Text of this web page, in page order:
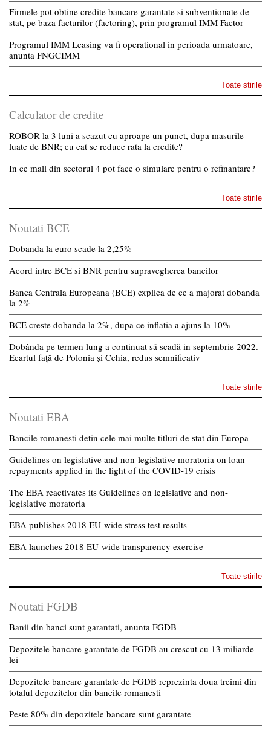
Firmele pot obtine credite bancare garantate si subventionate de
stat, pe baza facturilor (factoring), prin programul IMM Factor
Programul IMM Leasing va fi operational in perioada urmatoare,
anunta FNGCIMM
Toate stirile
Calculator de credite
ROBOR la 3 luni a scazut cu aproape un punct, dupa masurile
luate de BNR; cu cat se reduce rata la credite?
In ce mall din sectorul 4 pot face o simulare pentru o refinantare?
Toate stirile
Noutati BCE
Dobanda la euro scade la 2,25%
Acord intre BCE si BNR pentru supravegherea bancilor
Banca Centrala Europeana (BCE) explica de ce a majorat dobanda
la 2%
BCE creste dobanda la 2%, dupa ce inflatia a ajuns la 10%
Dobânda pe termen lung a continuat să scadă in septembrie 2022.
Ecartul față de Polonia și Cehia, redus semnificativ
Toate stirile
Noutati EBA
Bancile romanesti detin cele mai multe titluri de stat din Europa
Guidelines on legislative and non-legislative moratoria on loan
repayments applied in the light of the COVID-19 crisis
The EBA reactivates its Guidelines on legislative and non-
legislative moratoria
EBA publishes 2018 EU-wide stress test results
EBA launches 2018 EU-wide transparency exercise
Toate stirile
Noutati FGDB
Banii din banci sunt garantati, anunta FGDB
Depozitele bancare garantate de FGDB au crescut cu 13 miliarde
lei
Depozitele bancare garantate de FGDB reprezinta doua treimi din
totalul depozitelor din bancile romanesti
Peste 80% din depozitele bancare sunt garantate